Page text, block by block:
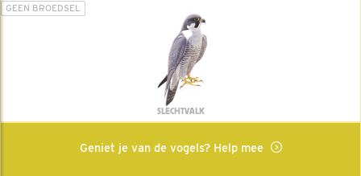
GEEN BROEDSEL
SLECHTVALK
Geniet je van de vogels? Help mee